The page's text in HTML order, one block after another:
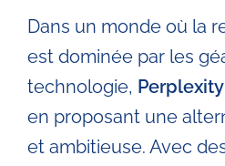
Blog
Devenir
Dans un monde où la
est dominée par les
technologie, Perplexity
en proposant une
et ambitieuse. Avec